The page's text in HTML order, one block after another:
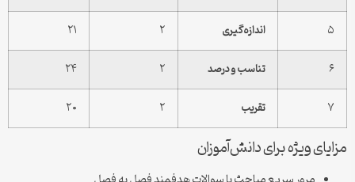
۵ اندازه‌گیری ۲ ۲۱
۶ تناسب و درصد ۲ ۲۴
۷ تقریب ۲ ۲۰
مزایای ویژه برای دانش‌آموزان